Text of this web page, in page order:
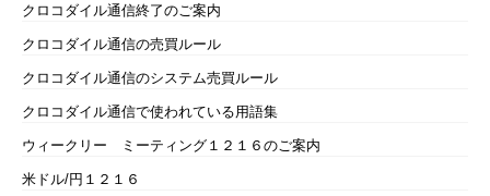
クロコダイル通信終了のご案内
クロコダイル通信の売買ルール
クロコダイル通信のシステム売買ルール
クロコダイル通信で使われている用語集
ウィークリー ミーティング１２１６のご案内
米ドル/円１２１６